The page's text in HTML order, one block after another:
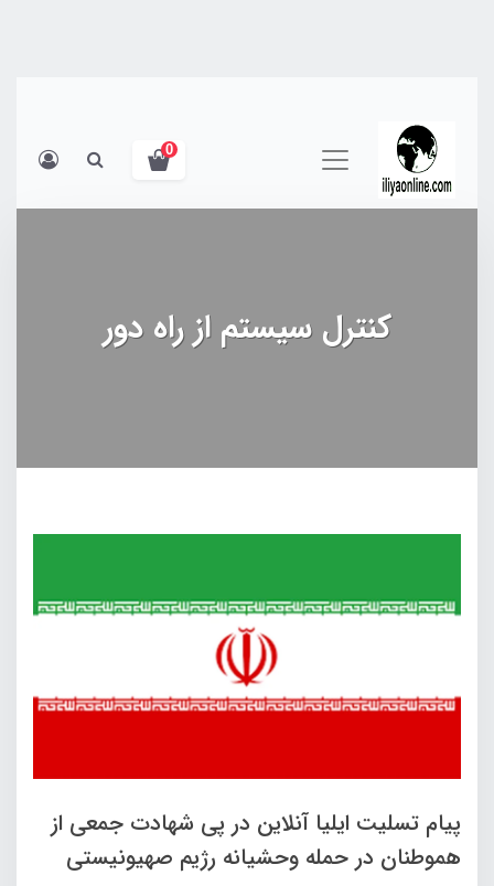
0
کنترل سیستم از راه دور
پیام تسلیت ایلیا آنلاین در پی شهادت جمعی از
هموطنان در حمله وحشیانه رژیم صهیونیستی